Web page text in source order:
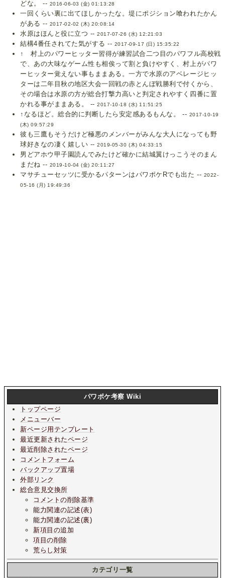
どな。 -- 2016-06-03 (金) 01:13:28
一回くらい裏に出てほしかったな。堤にポジション喰われたかん
がある -- 2017-02-02 (木) 20:08:14
水原はほんと役に立つ --2017-07-26 (水) 12:21:03
結構4番任されてた気がする -- 2017-09-17 (日) 15:35:22
↑ 村上のパワーヒッター習得が練習試合二つ目のパワフル高校戦
で、あの大味なゲーム性も相俟って割と負けやすく、村上がパワ
ーヒッター覚えない事もままある。一方で水原のアベレージヒッ
ターは二年目秋の地区大会一回戦の赤とんぼ戦勝利で付くから、
その場合は水原の方が総合打撃力高いと判定されやすく四番に置
かれる事がままある。 --2017-10-18 (水) 11:51:25
↑なるほど。総合的に判断したら安定感あるもんな。 -- 2017-10-19
(木) 09:57:29
彼も三鷹もそうだけど極悪のメンバーがみんな大人になっても野
球好きなの凄く嬉しい --2019-05-30 (木) 04:33:15
男どアホウ甲子園読んでみたけど確かに結城翼けっこうそのまん
まだね -- 2019-10-04 (金) 20:11:27
マサチューセッツに受かるパターンはパワポケRでも出た -- 2022-
05-16 (月) 19:49:36
パワポケ考察 Wiki
トップページ
メニューバー
新ページ用テンプレート
最近更新されたページ
最近削除されたページ
コメントフォーム
バックアップ置場
外部リンク
総合意見交換所
コメントの削除基準
能力関連の記述(表)
能力関連の記述(裏)
新項目の追加
項目の削除
荒らし対策
カテゴリ一覧